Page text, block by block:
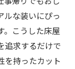
ルな装いにぴっ
。こうした床屋
追求するだけで
を持ったカット